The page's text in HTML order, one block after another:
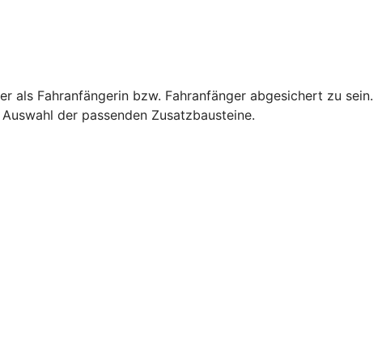
als Fahranfängerin bzw. Fahranfänger abgesichert zu sein.
der passenden Zusatzbausteine.